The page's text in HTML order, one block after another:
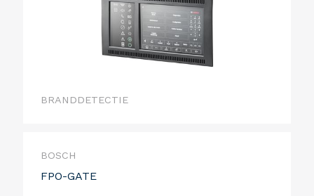
BRANDDETECTIE
BOSCH
FPO-GATE